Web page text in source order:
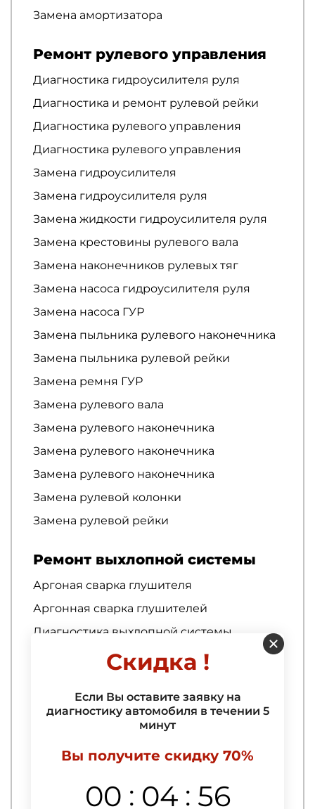
Замена амортизатора
Ремонт рулевого управления
Диагностика гидроусилителя руля
Диагностика и ремонт рулевой рейки
Диагностика рулевого управления
Диагностика рулевого управления
Замена гидроусилителя
Замена гидроусилителя руля
Замена жидкости гидроусилителя руля
Замена крестовины рулевого вала
Замена наконечников рулевых тяг
Замена насоса гидроусилителя руля
Замена насоса ГУР
Замена пыльника рулевого наконечника
Замена пыльника рулевой рейки
Замена ремня ГУР
Замена рулевого вала
Замена рулевого наконечника
Замена рулевого наконечника
Замена рулевого наконечника
Замена рулевой колонки
Замена рулевой рейки
Ремонт выхлопной системы
Аргоная сварка глушителя
Аргонная сварка глушителей
Диагностика выхлопной системы
Диагностика лямбда-зонда
Замена глушителей
Замена гофры выхлопной системы
Замена гофры глушителя
Замена гофры приемной трубы
Скидка !
Если Вы оставите заявку на
диагностику автомобиля в течении 5
минут
Вы получите скидку 70%
00 : 04 : 55